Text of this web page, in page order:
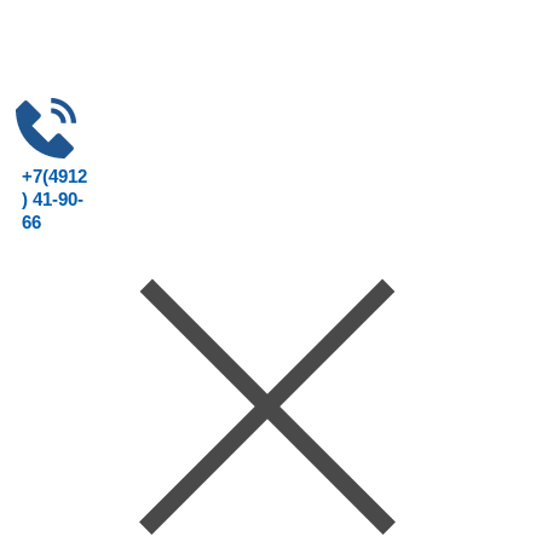
+7(4912
) 41-90-
66